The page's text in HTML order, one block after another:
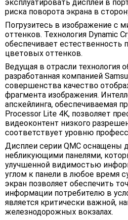
эксплуатировать дисплеи в
риска поворота экрана в
Погрузитесь в изображение с
оттенков. Технология Dynamic
обеспечивает естественность
цветовых оттенков.
Ведущая в отрасли технология
разработанная компанией
совершенства качество
фрагмента изображения.
апскейлинга, обеспечиваемая
Processor Lite 4K, позволяет
видеоконтент низкого
соответствует уровню
Дисплеи серии QMC оснащены
небликующими панелями,
улучшенной видимостью
углом к панели в любое время
экран позволяет обеспечить
информации потребителю в
является критически важной,
железнодорожных вокзалах.